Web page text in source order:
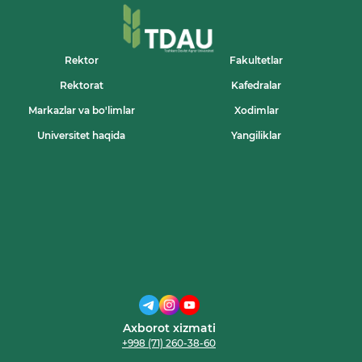
Rektor Fakultetlar
Rektorat Kafedralar
Markazlar va bo'limlar Xodimlar
Universitet haqida Yangiliklar
Axborot xizmati
+998 (71) 260-38-60